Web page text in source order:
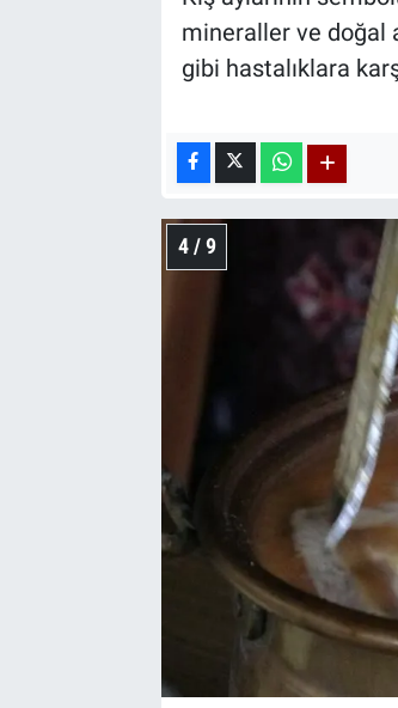
mineraller ve doğal
gibi hastalıklara
4 / 9